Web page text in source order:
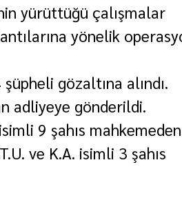
yürüttüğü çalışmalar
yönelik
gözaltına alındı.
adliyeye gönderildi.
isimli 9 şahıs
ve K.A. isimli 3 şahıs